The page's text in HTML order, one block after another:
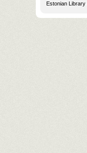
Estonian Library